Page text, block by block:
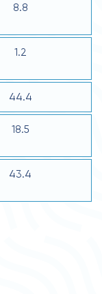
8.8
1.2
44.4
18.5
43.4